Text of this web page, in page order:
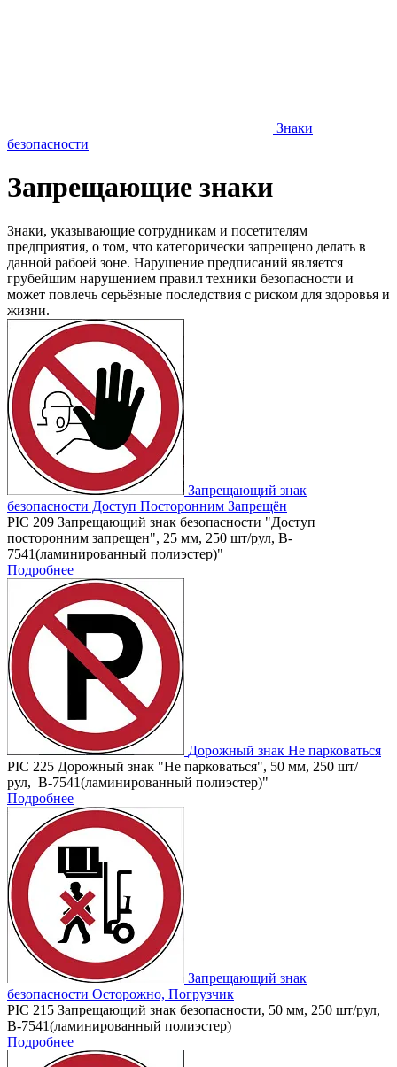
Знаки
безопасности
Запрещающие знаки
Знаки, указывающие сотрудникам и посетителям
предприятия, о том, что категорически запрещено делать в
данной рабоей зоне. Нарушение предписаний является
грубейшим нарушением правил техники безопасности и
может повлечь серьёзные последствия с риском для здоровья и
жизни.
Запрещающий знак
безопасности Доступ Посторонним Запрещён
PIC 209 Запрещающий знак безопасности "Доступ
посторонним запрещен", 25 мм, 250 шт/рул, B-
7541(ламинированный полиэстер)"
Подробнее
Дорожный знак Не парковаться
PIC 225 Дорожный знак "Не парковаться", 50 мм, 250 шт/
рул, B-7541(ламинированный полиэстер)"
Подробнее
Запрещающий знак
безопасности Осторожно, Погрузчик
PIC 215 Запрещающий знак безопасности, 50 мм, 250 шт/рул,
B-7541(ламинированный полиэстер)
Подробнее